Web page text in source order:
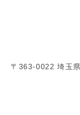
〒363-0022 埼玉